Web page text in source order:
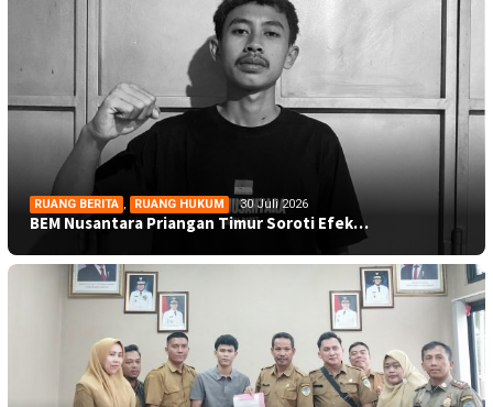
RUANG BERITA , RUANG HUKUM 30 Juli 2026
BEM Nusantara Priangan Timur Soroti Efek…